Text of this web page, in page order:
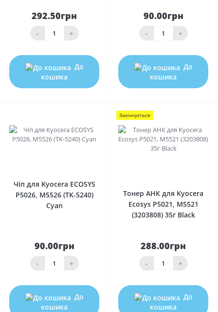
292.50грн
- +
До
кошика
90.00грн
- +
До
кошика
Чіп для Kyocera ECOSYS
P5026, M5526 (TK-5240)
Cyan
90.00грн
- +
До
кошика
Закінчується
Тонер АНК для Kyocera
Ecosys P5021, M5521
(3203808) 35г Black
288.00грн
- +
До
кошика